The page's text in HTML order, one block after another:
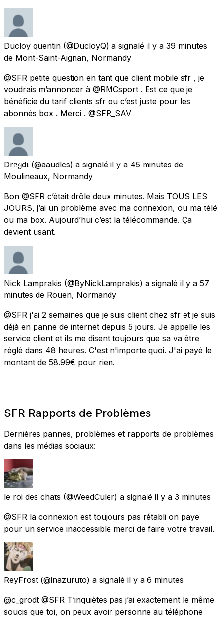
Ducloy quentin (@DucloyQ) a signalé il y a 39 minutes
de Mont-Saint-Aignan, Normandy
@SFR petite question en tant que client mobile sfr , je
voudrais m’annoncer à @RMCsport . Est ce que je
bénéficie du tarif clients sfr ou c’est juste pour les
abonnés box . Merci . @SFR_SAV
Drᥱყdι (@aaudlcs) a signalé il y a 45 minutes de
Moulineaux, Normandy
Bon @SFR c’était drôle deux minutes. Mais TOUS LES
JOURS, j’ai un problème avec ma connexion, ou ma télé
ou ma box. Aujourd’hui c’est la télécommande. Ça
devient usant.
Nick Lamprakis (@ByNickLamprakis) a signalé il y a 57
minutes de Rouen, Normandy
@SFR j'ai 2 semaines que je suis client chez sfr et je suis
déjà en panne de internet depuis 5 jours. Je appelle les
service client et ils me disent toujours que sa va être
réglé dans 48 heures. C'est n'importe quoi. J'ai payé le
montant de 58.99€ pour rien.
SFR Rapports de Problèmes
Dernières pannes, problèmes et rapports de problèmes
dans les médias sociaux:
le roi des chats (@WeedCuler) a signalé il y a 3 minutes
@SFR la connexion est toujours pas rétabli on paye
pour un service inaccessible merci de faire votre travail.
ReyFrost (@inazuruto) a signalé il y a 6 minutes
@c_grodt @SFR T’inquiètes pas j’ai exactement le même
soucis que toi, on peux avoir personne au téléphone